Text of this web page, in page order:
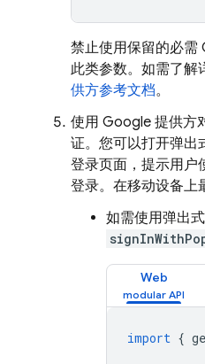
禁止使用保留的必需
此类参数。如需了解
供方参考文档。
使用 Google 提供方
证。您可以打开弹出
登录页面，提示用户
登录。在移动设备上
如需使用弹出
Web
import {